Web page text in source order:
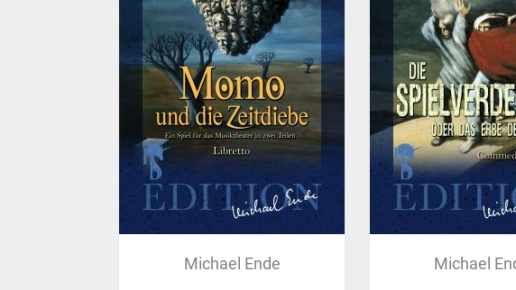
Michael Ende Michael